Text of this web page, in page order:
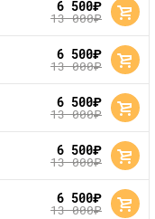
6 500руб.
13 000руб.
6 500руб.
13 000руб.
6 500руб.
13 000руб.
6 500руб.
13 000руб.
6 500руб.
13 000руб.